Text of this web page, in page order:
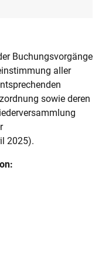
Buchungsvorgänge
aller
sowie deren
2025).